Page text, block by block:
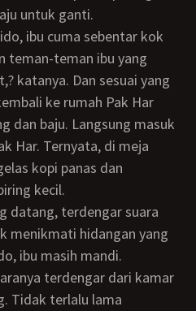
untuk ganti.
teman-teman ibu yang
katanya. Dan sesuai yang
ke rumah Pak Har
dan baju. Langsung masuk
Har. Ternyata, di meja
kopi panas dan
kecil.
menikmati hidangan yang
ibu masih mandi.
terdengar dari kamar
Tidak terlalu lama